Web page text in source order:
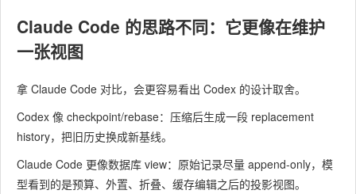
Claude Code 的思路不同：它更像在维护
一张视图
拿 Claude Code 对比，会更容易看出 Codex 的设计取舍。
Codex 像 checkpoint/rebase：压缩后生成一段 replacement
history，把旧历史换成新基线。
Claude Code 更像数据库 view：原始记录尽量 append-only，模
型看到的是预算、外置、折叠、缓存编辑之后的投影视图。